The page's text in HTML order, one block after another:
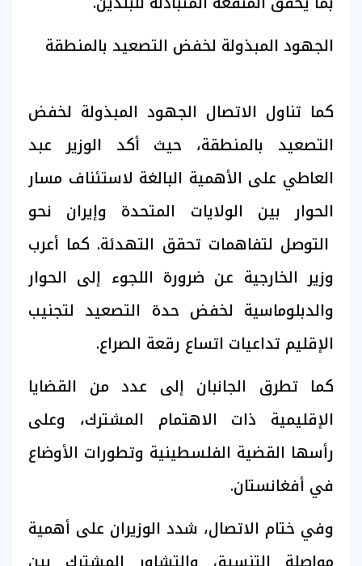
الجهود المبذولة لخفض التصعيد بالمنطقة
كما تناول الاتصال الجهود المبذولة لخفض
التصعيد بالمنطقة، حيث أكد الوزير عبد
العاطي على الأهمية البالغة لاستئناف مسار
الحوار بين الولايات المتحدة وإيران نحو
التوصل لتفاهمات تحقق التهدئة. كما أعرب
وزير الخارجية عن ضرورة اللجوء إلى الحوار
والدبلوماسية لخفض حدة التصعيد لتجنيب
الإقليم تداعيات اتساع رقعة الصراع.
كما تطرق الجانبان إلى عدد من القضايا
الإقليمية ذات الاهتمام المشترك، وعلى
رأسها القضية الفلسطينية وتطورات الأوضاع
في أفغانستان.
وفي ختام الاتصال، شدد الوزيران على أهمية